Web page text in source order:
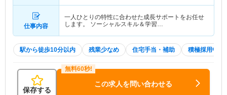
仕事内容
一人ひとりの特性に合わせた成長サポートをお任せ
します。 ソーシャルスキル＆学習…
駅から徒歩10分以内 残業少なめ 住宅手当・補助 積極採用中
保存する
この求人を問い合わせる